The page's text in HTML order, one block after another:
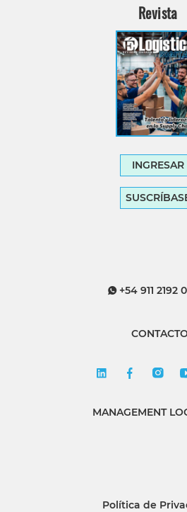
Revista
INGRESAR
+54 911 2192
CONTACTO
MANAGEMENT
Política de